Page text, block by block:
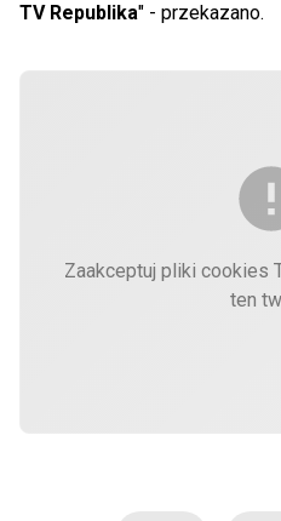
TV Republika" - przekazano.
Zaakceptuj pliki cookies
ten